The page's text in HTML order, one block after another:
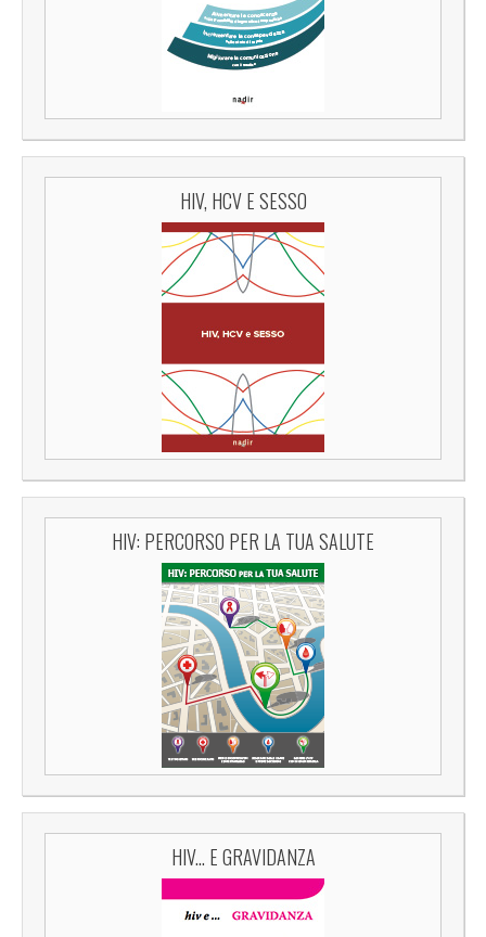
HIV, HCV E SESSO
HIV: PERCORSO PER LA TUA SALUTE
HIV... E GRAVIDANZA